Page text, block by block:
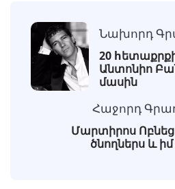
Նախորդ
20
Անտոնիո
մասին
Հաջորդ
Մարտիրոս
ծնողներս և